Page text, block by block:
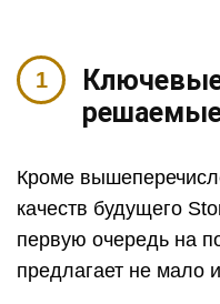
Кроме
качеств будущего
первую очередь на
предлагает не мало